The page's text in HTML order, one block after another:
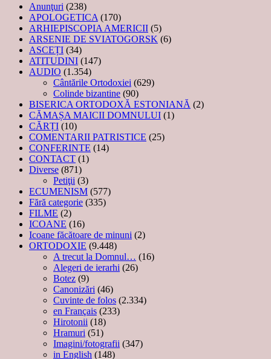
Anunţuri (238)
APOLOGETICA (170)
ARHIEPISCOPIA AMERICII (5)
ARSENIE DE SVIATOGORSK (6)
ASCEȚI (34)
ATITUDINI (147)
AUDIO (1.354)
Cântările Ortodoxiei (629)
Colinde bizantine (90)
BISERICA ORTODOXĂ ESTONIANĂ (2)
CĂMAȘA MAICII DOMNULUI (1)
CĂRȚI (10)
COMENTARII PATRISTICE (25)
CONFERINTE (14)
CONTACT (1)
Diverse (871)
Petiţii (3)
ECUMENISM (577)
Fără categorie (335)
FILME (2)
ICOANE (16)
Icoane făcătoare de minuni (2)
ORTODOXIE (9.448)
A trecut la Domnul… (16)
Alegeri de ierarhi (26)
Botez (9)
Canonizări (46)
Cuvinte de folos (2.334)
en Français (233)
Hirotonii (18)
Hramuri (51)
Imagini/fotografii (347)
in English (148)